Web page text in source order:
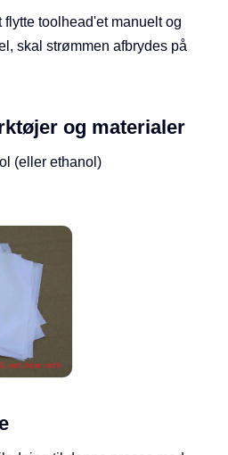
toolhead'et manuelt og
skal strømmen afbrydes på
og materialer
(eller ethanol)